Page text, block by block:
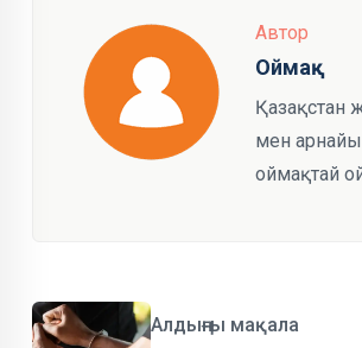
Автор
Оймақ
Қазақстан
мен
оймақтай
Алдыңғы мақала